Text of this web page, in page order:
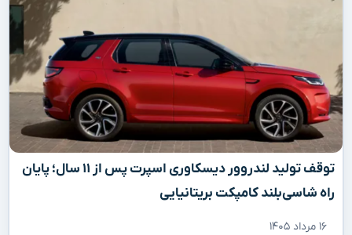
توقف تولید لندروور دیسکاوری اسپرت پس از ۱۱ سال؛ پایان
راه شاسی‌بلند کامپکت بریتانیایی
۱۶ مرداد ۱۴۰۵